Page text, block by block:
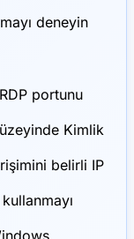
deneyin
portunu
Kimlik
belirli IP